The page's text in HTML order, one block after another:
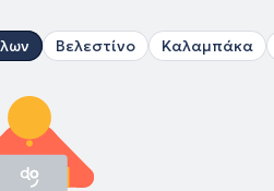
Βελεστίνο Καλαμπάκα